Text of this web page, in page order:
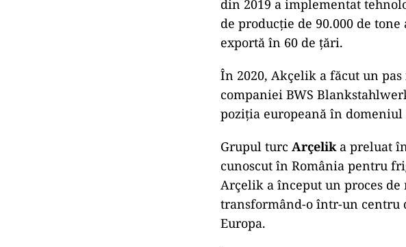
din 2019 a implementat
de producție de 90.000 de
exportă în 60 de țări.
În 2020, Akçelik a făcut un
companiei BWS
poziția europeană în
Grupul turc Arçelik a preluat
cunoscut în România pentru
Arçelik a început un proces
transformând-o într-un
Europa.